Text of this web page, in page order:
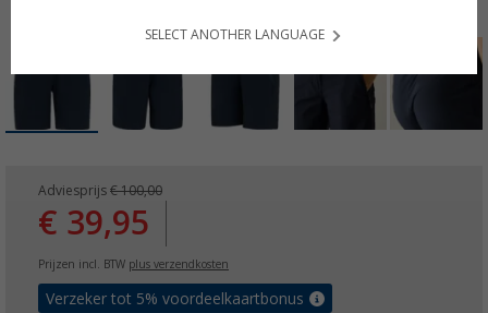
Adviesprijs € 100,00
€ 39,95
Prijzen incl. BTW plus verzendkosten
Verzeker tot 5% voordeelkaartbonus
SELECT ANOTHER LANGUAGE